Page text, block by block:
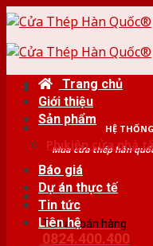
Skip
content
HỆ
Mua cửa thép hàn
Tư vấn bán hàng
0824.400.400
Trang chủ
Giới thiệu
Sản phẩm
Phụ kiện cửa nhà
Báo giá
Dự án thực tế
Tin tức
Liên hệ